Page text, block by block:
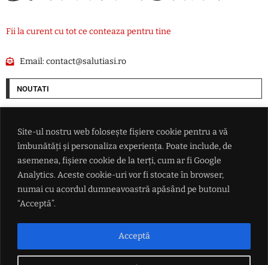
Site-ul nostru web folosește fișiere cookie pentru a vă
îmbunătăți și personaliza experiența. Poate include, de
asemenea, fișiere cookie de la terți, cum ar fi Google
Analytics. Aceste cookie-uri vor fi stocate în browser,
numai cu acordul dumneavoastră apăsând pe butonul
“Acceptă”.
Acceptă
Fii la curent cu tot ce conteaza pentru tine
Email:contact@salutiasi.ro
NOUTATI
cod roşu de caniculă
VIDEO Scene de groază în timpul unui live: Un influencer cu peste
650.000 de urmăritori a fost împușcat pe străzile din Mexic
Mohamed Salah a fost prezentat oficial la Trabzonspor
George Simion anunță ofensiva împotriva lui Nicușor Dan: 'Avem un